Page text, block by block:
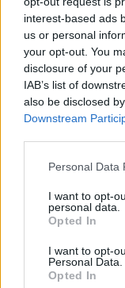
interest-based ads
us or personal
your opt-out. You
disclosure of your
IAB’s list of
also be disclosed
Downstream
Personal Data
I want to opt-
personal data.
Opted In
I want to opt-
Personal Data.
Opted In
LIFESTYLE
PARAPOLITIKA
Ο Mente
(Βίντεο)
και